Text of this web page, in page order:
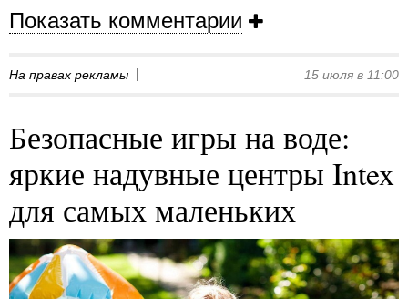
Показать комментарии
На правах рекламы 15 июля в 11:00
Безопасные игры на воде:
яркие надувные центры Intex
для самых маленьких